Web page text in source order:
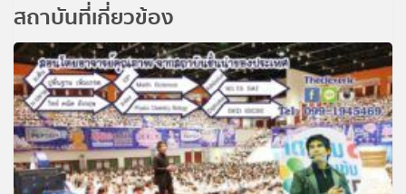
สถาบันที่เกี่ยวข้อง